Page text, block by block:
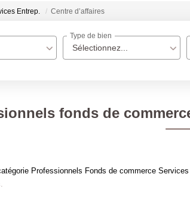
Entrep. Centre d’affaires
Sélectionnez...
Type de bien
fonds de
Professionnels Fonds de commerce